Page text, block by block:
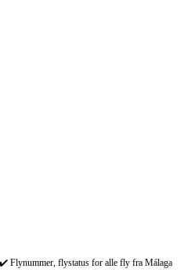
Flynummer, flystatus for alle fly fra Málaga